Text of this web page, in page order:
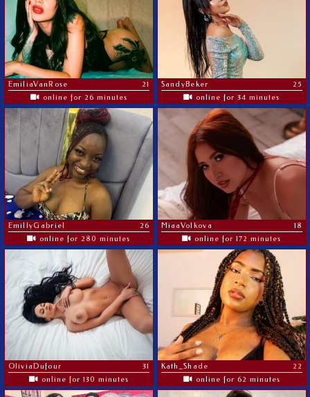
EmiliaVanRose
21
online for 26 minutes
SandyBeker
25
online for 34 minutes
EmillyGabriel
26
online for 280 minutes
MiaaVolkova
18
online for 172 minutes
OliviaDufour
31
online for 130 minutes
Kath_Shade
22
online for 62 minutes